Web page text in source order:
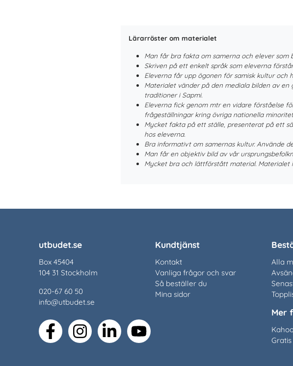
Lärarröster om materialet
Man får bra fakta om samerna och elever som
Skriven på ett enkelt språk som eleverna
Eleverna får upp ögonen för samisk kultur och
Materialet vänder på den mediala bilden av
traditioner i Sapmi.
Eleverna fick genom mtr en vidare förståelse
frågeställningar kring övriga nationella
Mycket fakta på ett ställe, presenterat på ett
hos eleverna.
Bra informativt om samernas kultur. Använde
Man får en objektiv bild av vår
Mycket bra och lättförstått material. Materialet
utbudet.se
Box 45404
104 31 Stockholm
020-67 60 50
info@utbudet.se
facebookinstagramlinkedin youtube
Kundtjänst
Kontakt
Vanliga frågor och svar
Så beställer du
Mina sidor
Alla
Mer